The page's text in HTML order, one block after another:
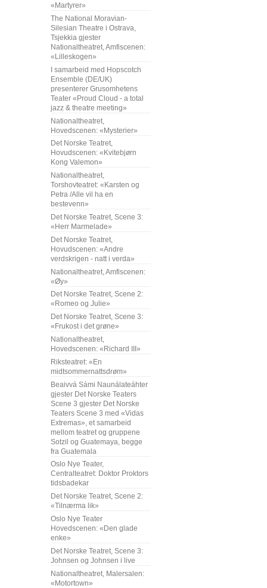
«Martyrer»
The National Moravian-
Silesian Theatre i Ostrava,
Tsjekkia gjester
Nationaltheatret, Amfiscenen:
«Lilleskogen»
I samarbeid med Hopscotch
Ensemble (DE/UK)
presenterer Grusomhetens
Teater «Proud Cloud - a total
jazz & theatre meeting»
Nationaltheatret,
Hovedscenen: «Mysterier»
Det Norske Teatret,
Hovudscenen: «Kvitebjørn
Kong Valemon»
Nationaltheatret,
Torshovteatret: «Karsten og
Petra /Alle vil ha en
bestevenn»
Det Norske Teatret, Scene 3:
«Herr Marmelade»
Det Norske Teatret,
Hovudscenen: «Andre
verdskrigen - natt i verda»
Nationaltheatret, Amfiscenen:
«Øy»
Det Norske Teatret, Scene 2:
«Romeo og Julie»
Det Norske Teatret, Scene 3:
«Frukost i det grøne»
Nationaltheatret,
Hovedscenen: «Richard III»
Riksteatret: «En
midtsommernattsdrøm»
Beaivvá Sámi Naunálateáhter
gjester Det Norske Teaters
Scene 3 gjester Det Norske
Teaters Scene 3 med «Vidas
Extremas», et samarbeid
mellom teatret og gruppene
Sotzil og Guatemaya, begge
fra Guatemala
Oslo Nye Teater,
Centralteatret: Doktor Proktors
tidsbadekar
Det Norske Teatret, Scene 2:
«Tilnærma lik»
Oslo Nye Teater
Hovedscenen: «Den glade
enke»
Det Norske Teatret, Scene 3:
Johnsen og Johnsen i live
Nationaltheatret, Malersalen:
«Motortown»